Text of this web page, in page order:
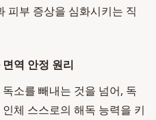
피부 증상을 심화시키는 직
역 안정 원리
소를 빼내는 것을 넘어, 독
체 스스로의 해독 능력을 키